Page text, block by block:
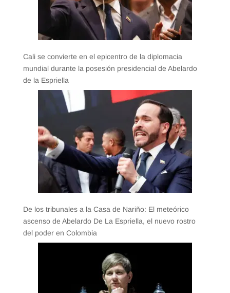
Cali se convierte en el epicentro de la diplomacia
mundial durante la posesión presidencial de Abelardo
de la Espriella
De los tribunales a la Casa de Nariño: El meteórico
ascenso de Abelardo De La Espriella, el nuevo rostro
del poder en Colombia